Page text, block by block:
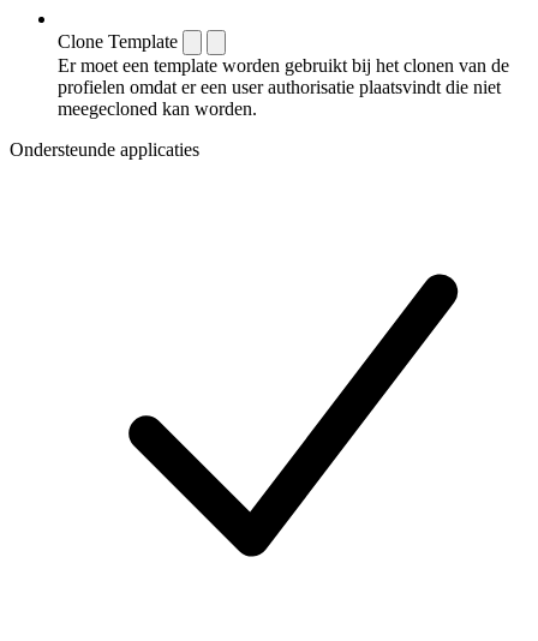
Clone Template
Er moet een template worden gebruikt bij het clonen van de
profielen omdat er een user authorisatie plaatsvindt die niet
meegecloned kan worden.
Ondersteunde applicaties